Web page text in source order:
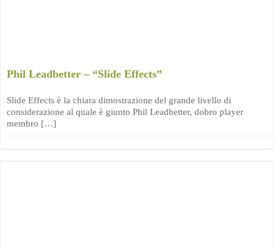
Phil Leadbetter – “Slide Effects”
Slide Effects è la chiara dimostrazione del grande livello di
considerazione al quale è giunto Phil Leadbetter, dobro player
membro […]